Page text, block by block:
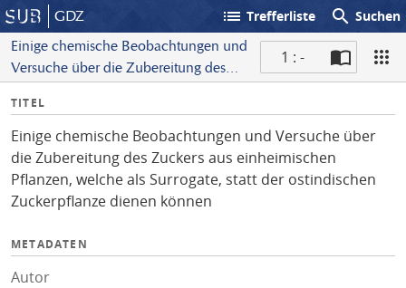
GDZ list Trefferliste search Suchen
Einige chemische Beobachtungen und
Versuche über die Zubereitung des
welche als Surrogate, statt der
ostindischen Zuckerpflanze
dienen können
1 : -
I
f
o
TITEL
Einige chemische Beobachtungen und Versuche über
die Zubereitung des Zuckers aus einheimischen
Pflanzen, welche als Surrogate, statt der ostindischen
Zuckerpflanze dienen können
METADATEN
Autor